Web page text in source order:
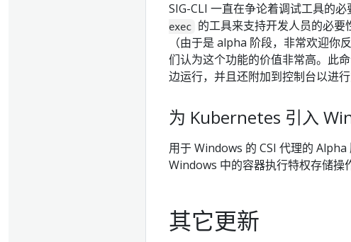
SIG-CLI 一直在争论着调试工具的必
exec
的工具来支持开发人员的必要
（由于是 alpha 阶段，非常欢迎你
们认为这个功能的价值非常高。此
边运行，并且还附加到控制台以进行
为 Kubernetes 引入
用于 Windows 的 CSI 代理的
Windows 中的容器执行特权存储操
其它更新